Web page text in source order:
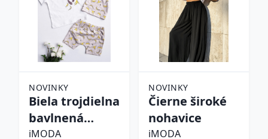
NOVINKY
Biela trojdielna
bavlnená
súprava
iMODA
NOVINKY
Čierne široké
nohavice
iMODA